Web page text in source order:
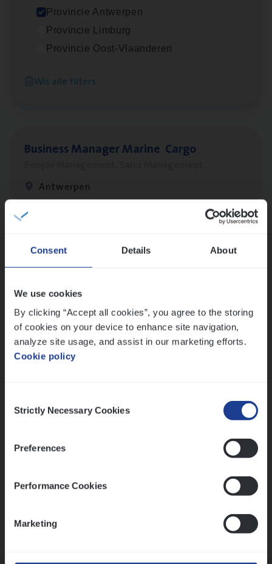
Consent Details About
We use cookies
By clicking “Accept all cookies”, you agree to the storing
of cookies on your device to enhance site navigation,
analyze site usage, and assist in our marketing efforts.
Cookie policy
Selection
Strictly Necessary Cookies
Preferences
Performance Cookies
Marketing
Provincie Antwerpen
Provincie Limburg
Provincie Oost-Vlaanderen
Wis alle filters
Cor­po­ra­te Insu­ran­ce Bro­ker Property
Antwerpen
Busi­ness Mana­ger Mari­ne Cargo
Antwerpen
Lees onze verhalen
Meer dan collega’s: hoe Julie en Aurélie elkaar
Mathias houdt van diepgaande dossiers én droge
humor
Thalia zoekt graag oplossingen, in games én op het
werk
Ons sollicitatieproces